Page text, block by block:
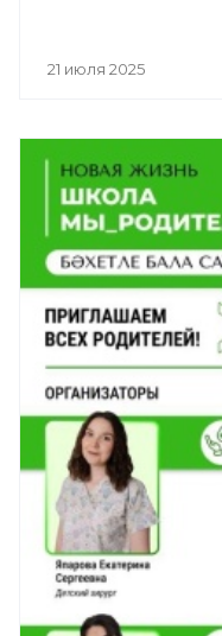
21 июля 2025